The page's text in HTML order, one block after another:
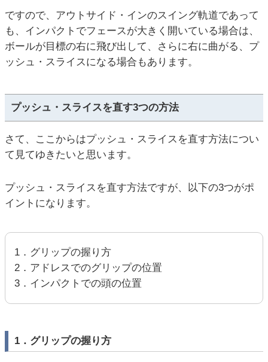
ですので、アウトサイド・インのスイング軌道であって
も、インパクトでフェースが大きく開いている場合は、
ボールが目標の右に飛び出して、さらに右に曲がる、プ
ッシュ・スライスになる場合もあります。
プッシュ・スライスを直す3つの方法
さて、ここからはプッシュ・スライスを直す方法につい
て見てゆきたいと思います。
プッシュ・スライスを直す方法ですが、以下の3つがポ
イントになります。
1．グリップの握り方
2．アドレスでのグリップの位置
3．インパクトでの頭の位置
1．グリップの握り方